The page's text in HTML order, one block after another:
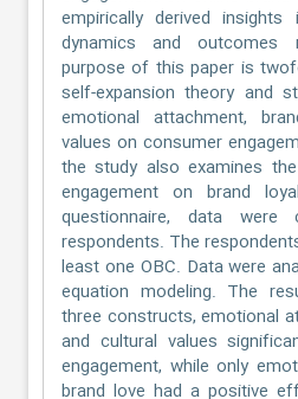
empirically derived
dynamics and outcomes
purpose of this paper is
self-expansion theory and
emotional attachment,
values on consumer
the study also examines
engagement on brand
questionnaire, data
respondents. The
least one OBC. Data were
equation modeling. The
three constructs, emotional
and cultural values
engagement, while only
brand love had a positive